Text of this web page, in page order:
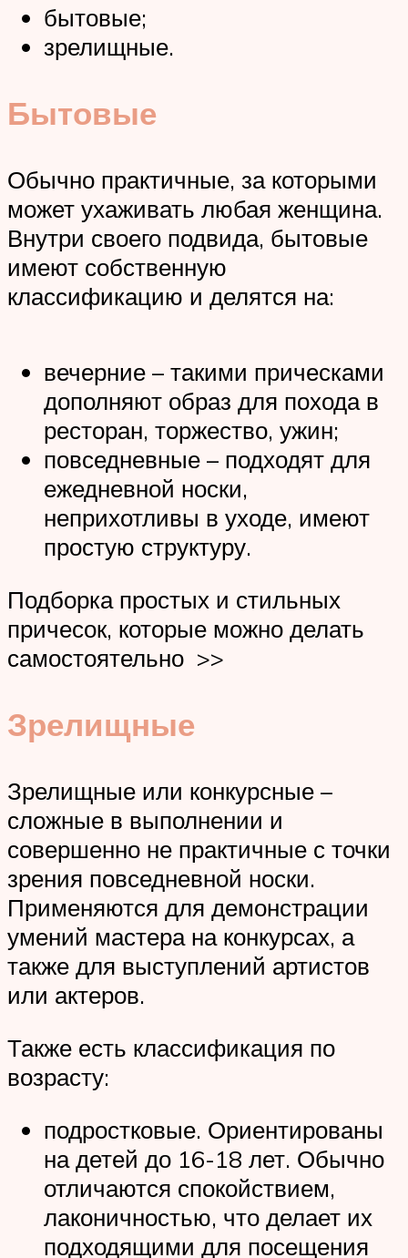
бытовые;
зрелищные.
Бытовые
Обычно практичные, за которыми
может ухаживать любая женщина.
Внутри своего подвида, бытовые
имеют собственную
классификацию и делятся на:
вечерние – такими прическами
дополняют образ для похода в
ресторан, торжество, ужин;
повседневные – подходят для
ежедневной носки,
неприхотливы в уходе, имеют
простую структуру.
Подборка простых и стильных
причесок, которые можно делать
самостоятельно >>
Зрелищные
Зрелищные или конкурсные –
сложные в выполнении и
совершенно не практичные с точки
зрения повседневной носки.
Применяются для демонстрации
умений мастера на конкурсах, а
также для выступлений артистов
или актеров.
Также есть классификация по
возрасту:
подростковые. Ориентированы
на детей до 16-18 лет. Обычно
отличаются спокойствием,
лаконичностью, что делает их
подходящими для посещения